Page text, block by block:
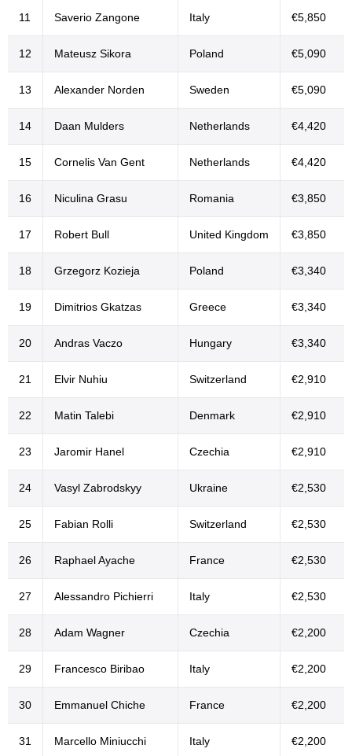
11 Saverio Zangone Italy €5,850
12 Mateusz Sikora Poland €5,090
13 Alexander Norden Sweden €5,090
14 Daan Mulders Netherlands €4,420
15 Cornelis Van Gent Netherlands €4,420
16 Niculina Grasu Romania €3,850
17 Robert Bull United Kingdom €3,850
18 Grzegorz Kozieja Poland €3,340
19 Dimitrios Gkatzas Greece €3,340
20 Andras Vaczo Hungary €3,340
21 Elvir Nuhiu Switzerland €2,910
22 Matin Talebi Denmark €2,910
23 Jaromir Hanel Czechia €2,910
24 Vasyl Zabrodskyy Ukraine €2,530
25 Fabian Rolli Switzerland €2,530
26 Raphael Ayache France €2,530
27 Alessandro Pichierri Italy €2,530
28 Adam Wagner Czechia €2,200
29 Francesco Biribao Italy €2,200
30 Emmanuel Chiche France €2,200
31 Marcello Miniucchi Italy €2,200